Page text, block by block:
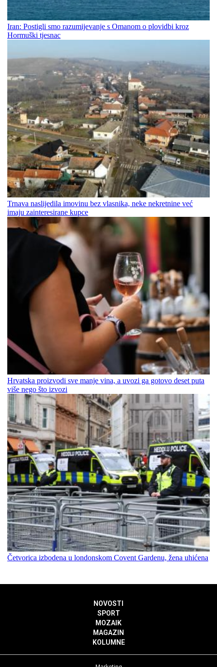
Iran: Postigli smo razumijevanje s Omanom o plovidbi kroz
Hormuški tjesnac
Trnava naslijedila imovinu bez vlasnika, neke nekretnine već
imaju zainteresirane kupce
Hrvatska proizvodi sve manje vina, a uvozi ga gotovo deset puta
više nego što izvozi
Četvorica izbodena u londonskom Covent Gardenu, žena uhićena
NOVOSTI
SPORT
MOZAIK
MAGAZIN
KOLUMNE